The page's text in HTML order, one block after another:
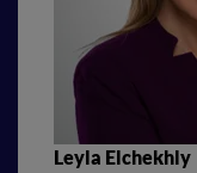
Leyla Elchekhly